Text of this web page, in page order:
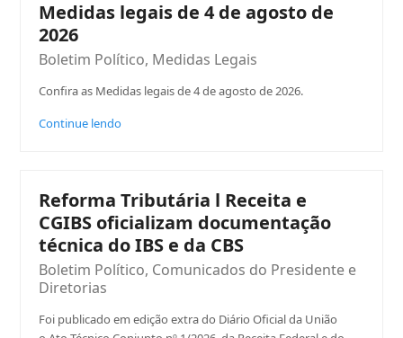
Medidas legais de 4 de agosto de
2026
Boletim Político, Medidas Legais
Confira as Medidas legais de 4 de agosto de 2026.
Continue lendo
Reforma Tributária l Receita e
CGIBS oficializam documentação
técnica do IBS e da CBS
Boletim Político, Comunicados do Presidente e
Diretorias
Foi publicado em edição extra do Diário Oficial da União